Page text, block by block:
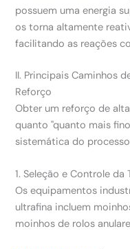
possuem uma energia
os torna altamente
facilitando as reações
II. Principais Caminhos
Reforço
Obter um reforço de
quanto "quanto mais
sistemática do
1. Seleção e Controle
Os equipamentos
ultrafina incluem
moinhos de rolos